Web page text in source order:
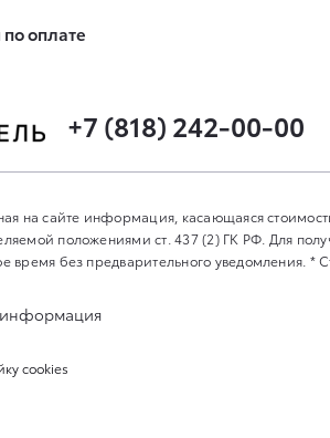
оплате
+7 (818) 242-00-00
на сайте информация, касающаяся
положениями ст. 437 (2) ГК РФ. Для
время без предварительного уведомления. *
cookies